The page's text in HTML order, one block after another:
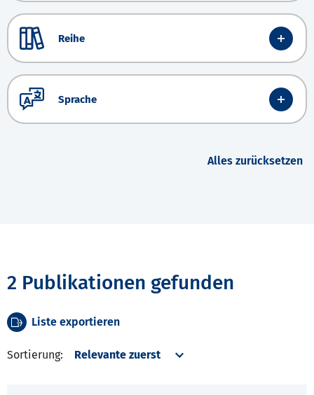
Reihe
Sprache
Alles zurücksetzen
2 Publikationen gefunden
Liste exportieren
Sortierung: